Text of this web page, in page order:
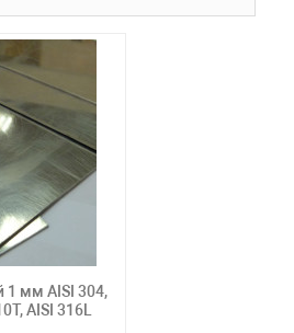
мм AISI 304,
AISI 316L